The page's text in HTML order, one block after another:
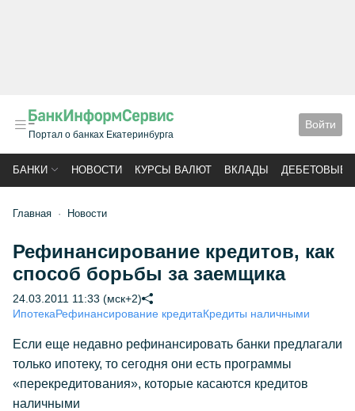
Портал о банках Екатеринбурга
Войти
БАНКИ НОВОСТИ КУРСЫ ВАЛЮТ ВКЛАДЫ ДЕБЕТОВЫЕ
Главная Новости
Рефинансирование кредитов, как
способ борьбы за заемщика
24.03.2011 11:33 (мск+2)
ИпотекаРефинансирование кредитаКредиты наличными
Если еще недавно рефинансировать банки предлагали
только ипотеку, то сегодня они есть программы
«перекредитования», которые касаются кредитов
наличными